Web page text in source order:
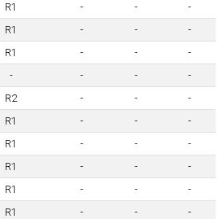
R1 - -
-
R1 - -
-
R1 - -
-
- - -
-
R2 - -
-
R1 - -
-
R1 - -
-
R1 - -
-
R1 - -
-
R1 - -
-